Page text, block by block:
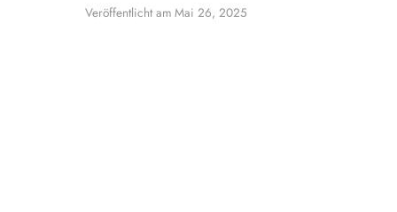
Veröffentlicht am Mai 26, 2025